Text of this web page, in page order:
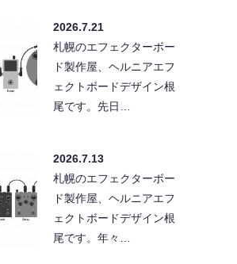
2026.7.21
札幌のエフェクターボー
ド製作屋、ヘルニアエフ
ェクトボードデザイン根
尾です。先日…
2026.7.13
札幌のエフェクターボー
ド製作屋、ヘルニアエフ
ェクトボードデザイン根
尾です。年々…